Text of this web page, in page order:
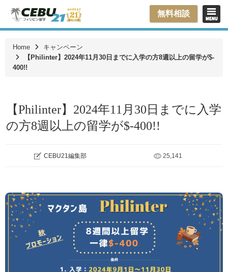
無料相談
Home
キャンペーン
【Philinter】2024年11月30日までに入学の方8週以上の留学が$‐
400!!
【Philinter】2024年11月30日までに入学
の方8週以上の留学が$‐400!!
CEBU21編集部 25,141